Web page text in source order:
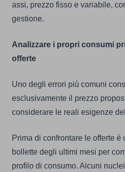
assi, prezzo fisso e variabile,
gestione.
Analizzare i propri consumi
offerte
Uno degli errori più comuni
esclusivamente il prezzo
considerare le reali esigenze
Prima di confrontare le offerte è
bollette degli ultimi mesi per
profilo di consumo. Alcuni